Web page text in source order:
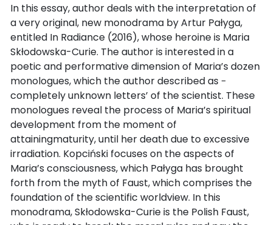
In this essay, author deals with the interpretation of
a very original, new monodrama by Artur Pałyga,
entitled In Radiance (2016), whose heroine is Maria
Skłodowska-Curie. The author is interested in a
poetic and performative dimension of Maria’s dozen
monologues, which the author described as −
completely unknown letters’ of the scientist. These
monologues reveal the process of Maria’s spiritual
development from the moment of
attainingmaturity, until her death due to excessive
irradiation. Kopciński focuses on the aspects of
Maria’s consciousness, which Pałyga has brought
forth from the myth of Faust, which comprises the
foundation of the scientific worldview. In this
monodrama, Skłodowska-Curie is the Polish Faust,